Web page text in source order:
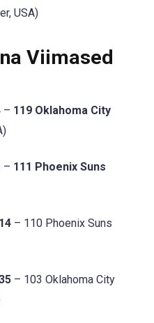
USA)
Viimased
– 119 Oklahoma City
– 111 Phoenix Suns
– 110 Phoenix Suns
– 103 Oklahoma City